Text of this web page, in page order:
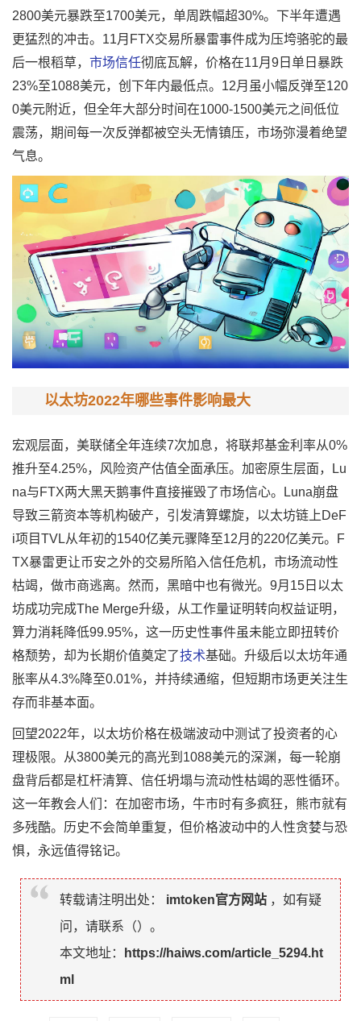
2800美元暴跌至1700美元，单周跌幅超30%。下半年遭遇
更猛烈的冲击。11月FTX交易所暴雷事件成为压垮骆驼的最
后一根稻草， 市场信任彻底瓦解，价格在11月9日单日暴跌
23%至1088美元，创下年内最低点。12月虽小幅反弹至120
0美元附近，但全年大部分时间在1000-1500美元之间低位
震荡，期间每一次反弹都被空头无情镇压，市场弥漫着绝望
气息。
以太坊2022年哪些事件影响最大
宏观层面，美联储全年连续7次加息，将联邦基金利率从0%
推升至4.25%，风险资产估值全面承压。加密原生层面，Lu
na与FTX两大黑天鹅事件直接摧毁了市场信心。Luna崩盘
导致三箭资本等机构破产，引发清算螺旋，以太坊链上DeF
i项目TVL从年初的1540亿美元骤降至12月的220亿美元。F
TX暴雷更让币安之外的交易所陷入信任危机，市场流动性
枯竭，做市商逃离。然而，黑暗中也有微光。9月15日以太
坊成功完成The Merge升级，从工作量证明转向权益证明，
算力消耗降低99.95%，这一历史性事件虽未能立即扭转价
格颓势，却为长期价值奠定了技术基础。升级后以太坊年通
胀率从4.3%降至0.01%，并持续通缩，但短期市场更关注生
存而非基本面。
回望2022年，以太坊价格在极端波动中测试了投资者的心
理极限。从3800美元的高光到1088美元的深渊，每一轮崩
盘背后都是杠杆清算、信任坍塌与流动性枯竭的恶性循环。
这一年教会人们：在加密市场，牛市时有多疯狂，熊市就有
多残酷。历史不会简单重复，但价格波动中的人性贪婪与恐
惧，永远值得铭记。
转载请注明出处： imtoken官方网站 ，如有疑
问，请联系（）。
本文地址：
https://haiws.com/article_5294.ht
ml